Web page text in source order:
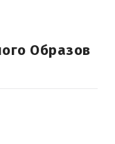
Образов